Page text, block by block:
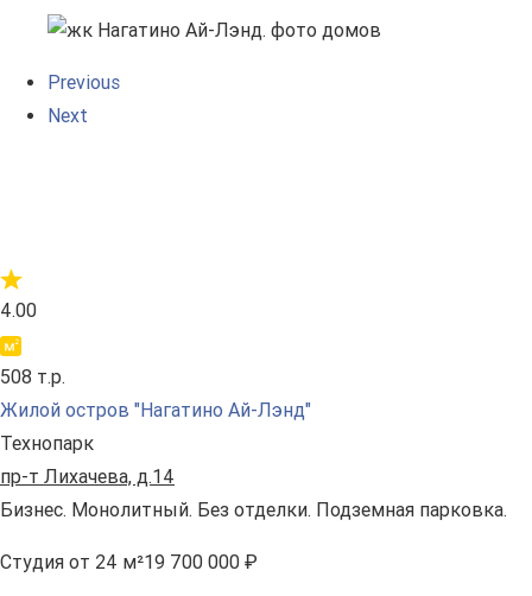
Previous
Next
4.00
508 т.р.
Жилой остров "Нагатино Ай-Лэнд"
Технопарк
пр-т Лихачева, д.14
Бизнес. Монолитный. Без отделки. Подземная парковка.
Студия от 24 м²19 700 000 ₽